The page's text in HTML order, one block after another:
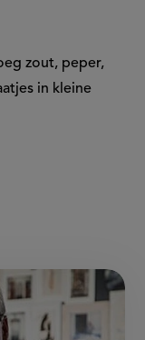
zout, peper,
in kleine